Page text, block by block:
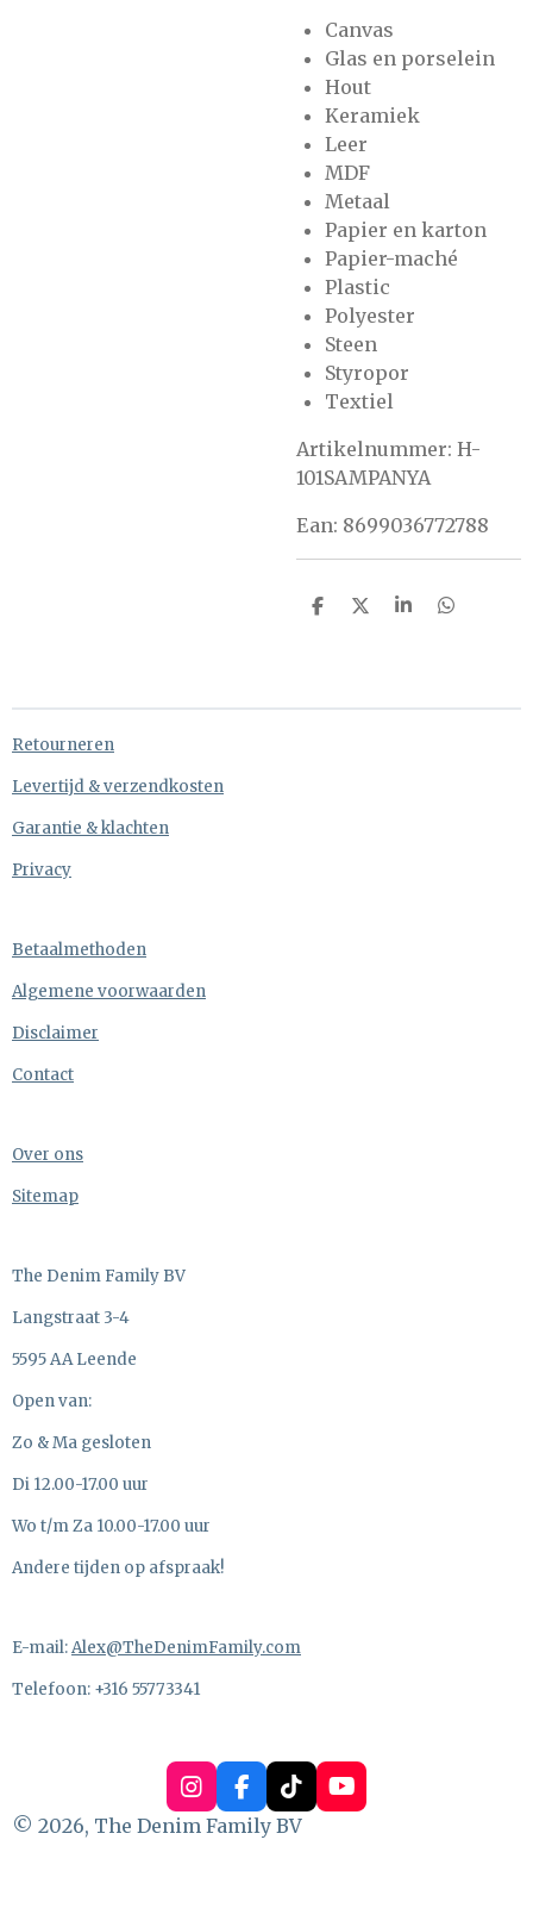
Canvas
Glas en porselein
Hout
Keramiek
Leer
MDF
Metaal
Papier en karton
Papier-maché
Plastic
Polyester
Steen
Styropor
Textiel
Artikelnummer: H-
101SAMPANYA
Ean: 8699036772788
D
D
S
D
Retourneren
Levertijd & verzendkosten
Garantie & klachten
Privacy
Betaalmethoden
Algemene voorwaarden
Disclaimer
Contact
Over ons
Sitemap
The Denim Family BV
Langstraat 3-4
5595 AA Leende
Open van:
Zo & Ma gesloten
Di 12.00-17.00 uur
Wo t/m Za 10.00-17.00 uur
Andere tijden op afspraak!
E-mail:Alex@TheDenimFamily.com
Telefoon: +316 55773341
I
n
s
F
a
c
T
i
k
Y
o
© 2026, The Denim Family BV